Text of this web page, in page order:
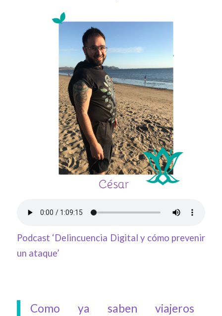
Podcast ‘Delincuencia Digital y cómo prevenir
un ataque’
Como ya saben viajeros